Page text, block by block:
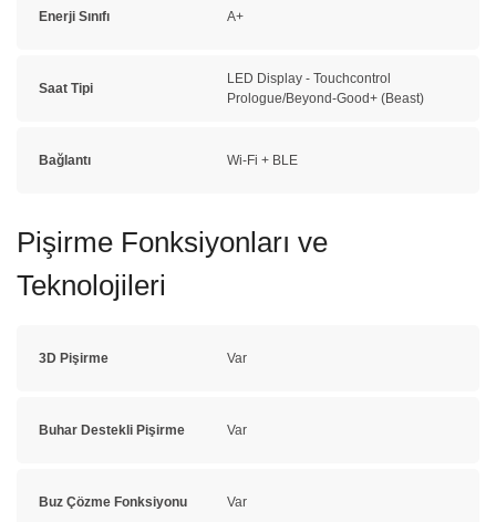
Enerji Sınıfı A+
Saat Tipi
LED Display - Touchcontrol
Prologue/Beyond-Good+ (Beast)
Bağlantı Wi-Fi + BLE
Pişirme Fonksiyonları ve
Teknolojileri
3D Pişirme Var
Buhar Destekli Pişirme Var
Buz Çözme Fonksiyonu Var